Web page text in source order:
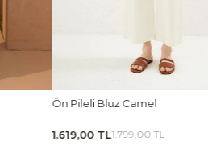
Tensel Yazlık Ceket Siyah
1.709,00 TL1.899,00 TL